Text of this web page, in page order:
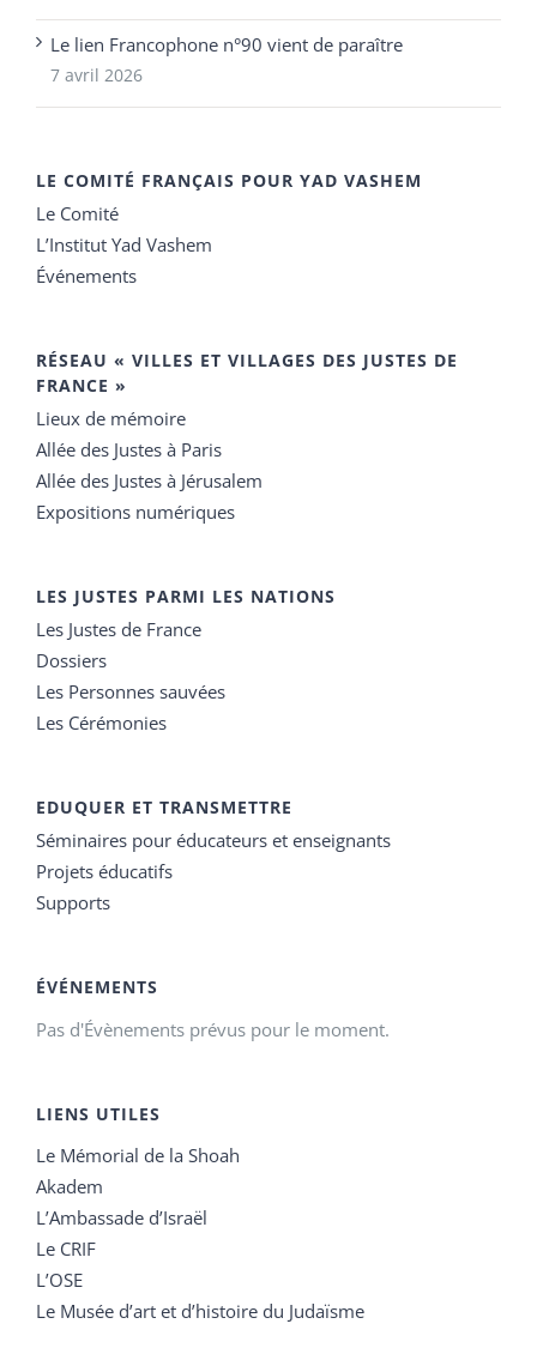
Le lien Francophone n°90 vient de paraître
7 avril 2026
LE COMITÉ FRANÇAIS POUR YAD VASHEM
Le Comité
L’Institut Yad Vashem
Événements
RÉSEAU « VILLES ET VILLAGES DES JUSTES DE
FRANCE »
Lieux de mémoire
Allée des Justes à Paris
Allée des Justes à Jérusalem
Expositions numériques
LES JUSTES PARMI LES NATIONS
Les Justes de France
Dossiers
Les Personnes sauvées
Les Cérémonies
EDUQUER ET TRANSMETTRE
Séminaires pour éducateurs et enseignants
Projets éducatifs
Supports
ÉVÉNEMENTS
Pas d'Évènements prévus pour le moment.
LIENS UTILES
Le Mémorial de la Shoah
Akadem
L’Ambassade d’Israël
Le CRIF
L’OSE
Le Musée d’art et d’histoire du Judaïsme